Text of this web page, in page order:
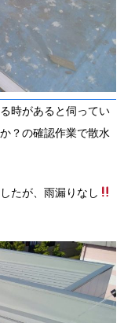
時があると伺ってい
？の確認作業で散水
たが、雨漏りなし